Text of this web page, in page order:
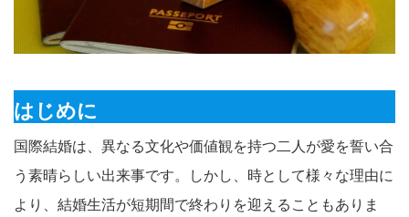
はじめに
国際結婚は、異なる文化や価値観を持つ二人が愛を誓い合
う素晴らしい出来事です。しかし、時として様々な理由に
より、結婚生活が短期間で終わりを迎えることもありま